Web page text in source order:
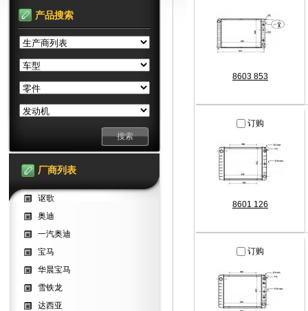
8603 853
订购
8601 126
订购
产品搜索
厂商列表
讴歌
奥迪
一汽奥迪
宝马
华晨宝马
雪铁龙
达西亚